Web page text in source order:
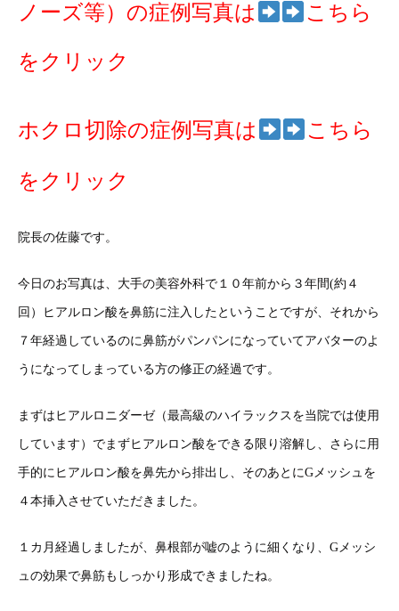
ノーズ等）の症例写真は こちら
をクリック
ホクロ切除の症例写真は こちら
をクリック
院長の佐藤です。
今日のお写真は、大手の美容外科で１０年前から３年間(約４
回）ヒアルロン酸を鼻筋に注入したということですが、それから
７年経過しているのに鼻筋がパンパンになっていてアバターのよ
うになってしまっている方の修正の経過です。
まずはヒアルロニダーゼ（最高級のハイラックスを当院では使用
しています）でまずヒアルロン酸をできる限り溶解し、さらに用
手的にヒアルロン酸を鼻先から排出し、そのあとにGメッシュを
４本挿入させていただきました。
１カ月経過しましたが、鼻根部が嘘のように細くなり、Gメッシ
ュの効果で鼻筋もしっかり形成できましたね。